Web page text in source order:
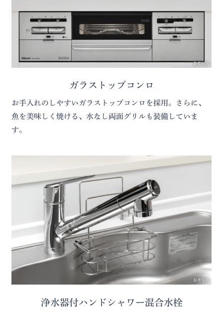
参考写真
ガラストップコンロ
お手入れのしやすいガラストップコンロを採用。さらに、
魚を美味しく焼ける、水なし両面グリルも装備していま
す。
参考写真
浄水器付ハンドシャワー混合水栓